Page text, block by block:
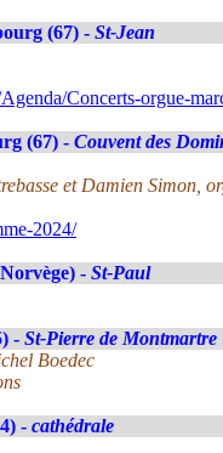
(67) - St-Jean
Concerts-orgue-
(67) - Couvent des
et Damien Simon,
2024/
- St-Paul
- St-Pierre de Montmartre
Boedec
- cathédrale